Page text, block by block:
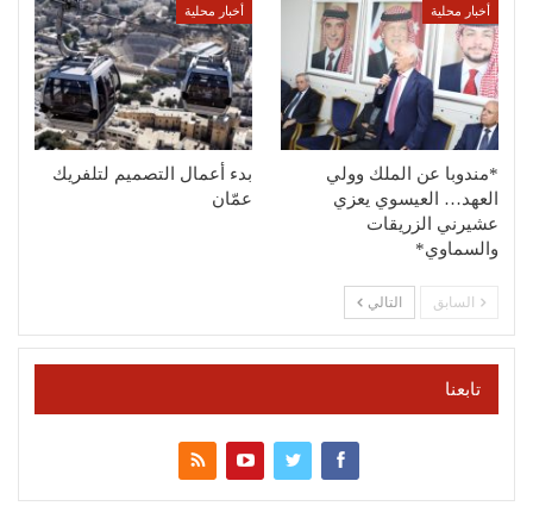
أخبار محلية
*مندوبا عن الملك وولي
العهد… العيسوي يعزي
عشيرني الزريقات
والسماوي*
أخبار محلية
بدء أعمال التصميم لتلفريك
عمّان
السابق التالي
تابعنا